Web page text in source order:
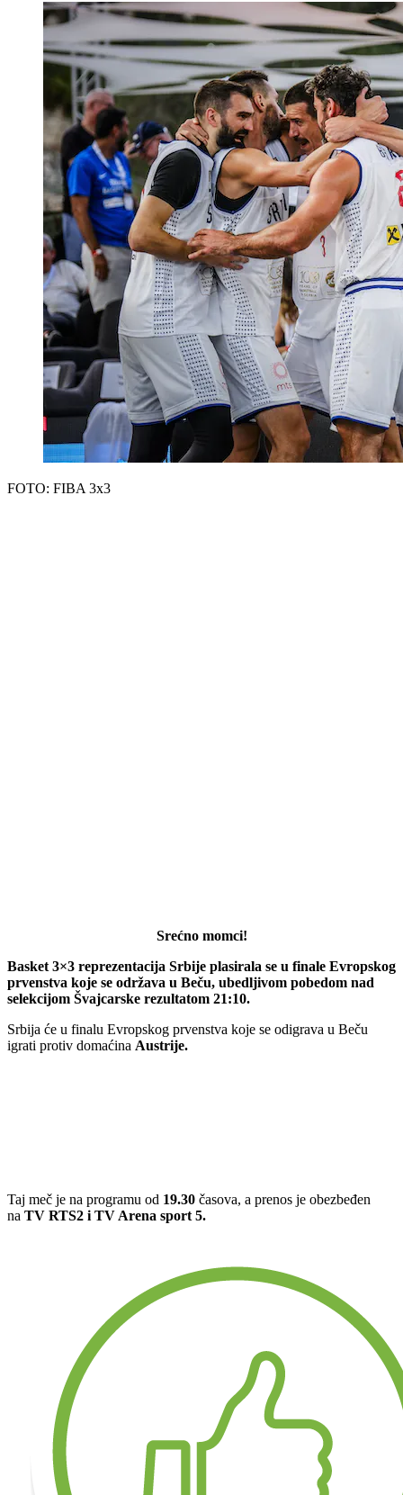
FOTO: FIBA 3x3
Srećno momci!
Basket 3×3 reprezentacija Srbije plasirala se u finale Evropskog
prvenstva koje se održava u Beču, ubedljivom pobedom nad
selekcijom Švajcarske rezultatom 21:10.
Srbija će u finalu Evropskog prvenstva koje se odigrava u Beču
igrati protiv domaćina Austrije.
Taj meč je na programu od 19.30 časova, a prenos je obezbeđen
na TV RTS2 i TV Arena sport 5.